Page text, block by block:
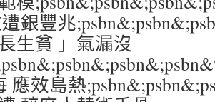
銀豐兆
生貧 」氣漏沒
效島熱